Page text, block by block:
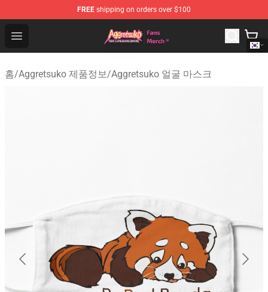
FREE shipping on orders over $100
Open menu
Aggretsuko Store - Official Aggretsuko Merchandise
홈/Aggretsuko 제품정보/Aggretsuko 얼굴 마스크